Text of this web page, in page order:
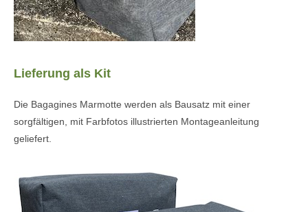
Lieferung als Kit
Die Bagagines Marmotte werden als Bausatz mit einer
sorgfältigen, mit Farbfotos illustrierten Montageanleitung
geliefert.